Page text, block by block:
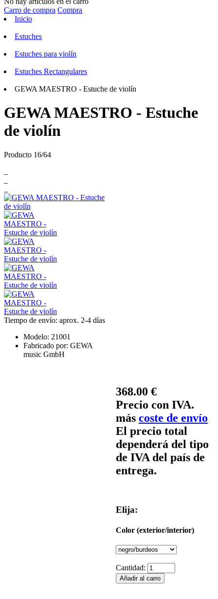
Carro de compra Compra
Inicio
Estuches
Estuches para violín
Estuches Rectangulares
GEWA MAESTRO - Estuche de violín
GEWA MAESTRO - Estuche
de violín
Producto 16/64
Tiempo de envío: aprox. 2-4 días
Modelo: 21001
Fabricado por: GEWA
music GmbH
368.00 €
Precio con IVA.
más coste de envío
El precio total
dependerá del tipo
de IVA del país de
entrega.
Elija:
Color (exterior/interior)
Cantidad: